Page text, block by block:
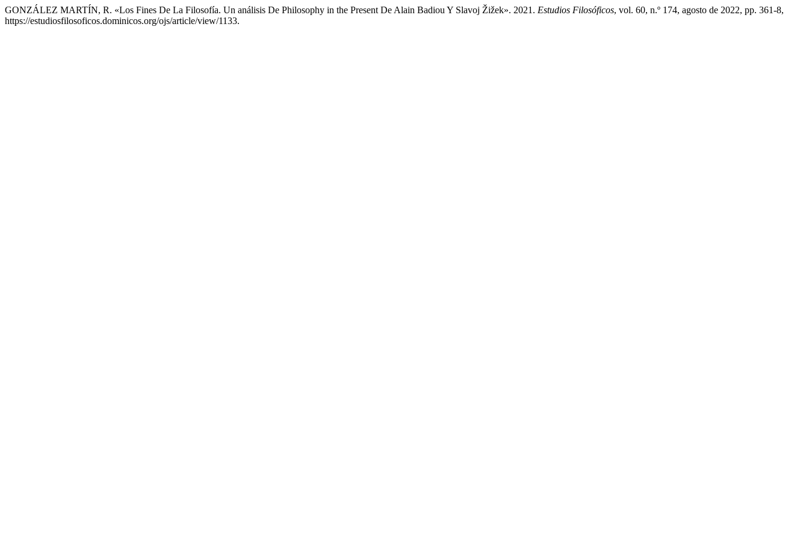
GONZÁLEZ MARTÍN, R. «Los Fines De La Filosofía. Un análisis De Philosophy in the Present De Alain Badiou Y Slavoj Žižek». 2021. Estudios Filosóficos, vol. 60, n.º 174, agosto de 2022, pp. 361-8,
https://estudiosfilosoficos.dominicos.org/ojs/article/view/1133.